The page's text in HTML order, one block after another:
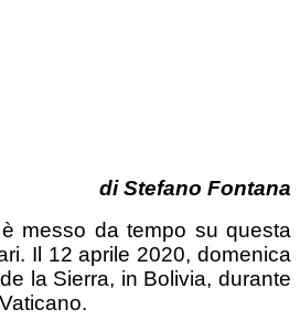
di Stefano Fontana
messo da tempo su questa
Il 12 aprile 2020, domenica
la Sierra, in Bolivia, durante